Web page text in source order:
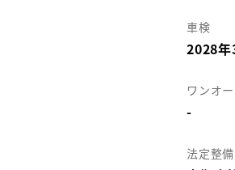
車検
2028年
ワンオ
-
法定整備